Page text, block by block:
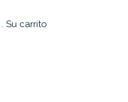
. Su carrito